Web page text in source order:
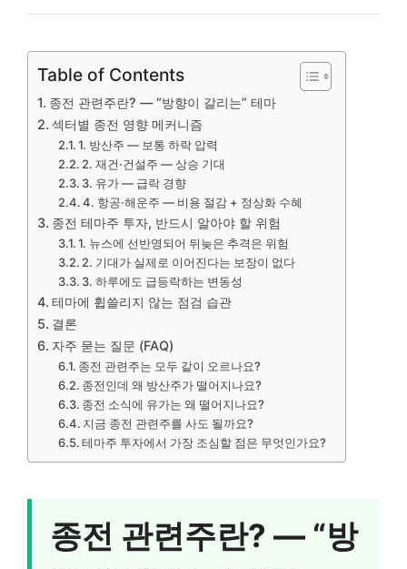
Table of Contents
종전 관련주란? — “방향이 갈리는” 테마
섹터별 종전 영향 메커니즘
1. 방산주 — 보통 하락 압력
2. 재건·건설주 — 상승 기대
3. 유가 — 급락 경향
4. 항공·해운주 — 비용 절감 + 정상화 수혜
종전 테마주 투자, 반드시 알아야 할 위험
1. 뉴스에 선반영되어 뒤늦은 추격은 위험
2. 기대가 실제로 이어진다는 보장이 없다
3. 하루에도 급등락하는 변동성
테마에 휩쓸리지 않는 점검 습관
결론
자주 묻는 질문 (FAQ)
종전 관련주는 모두 같이 오르나요?
종전인데 왜 방산주가 떨어지나요?
종전 소식에 유가는 왜 떨어지나요?
지금 종전 관련주를 사도 될까요?
테마주 투자에서 가장 조심할 점은 무엇인가요?
종전 관련주란? — “방